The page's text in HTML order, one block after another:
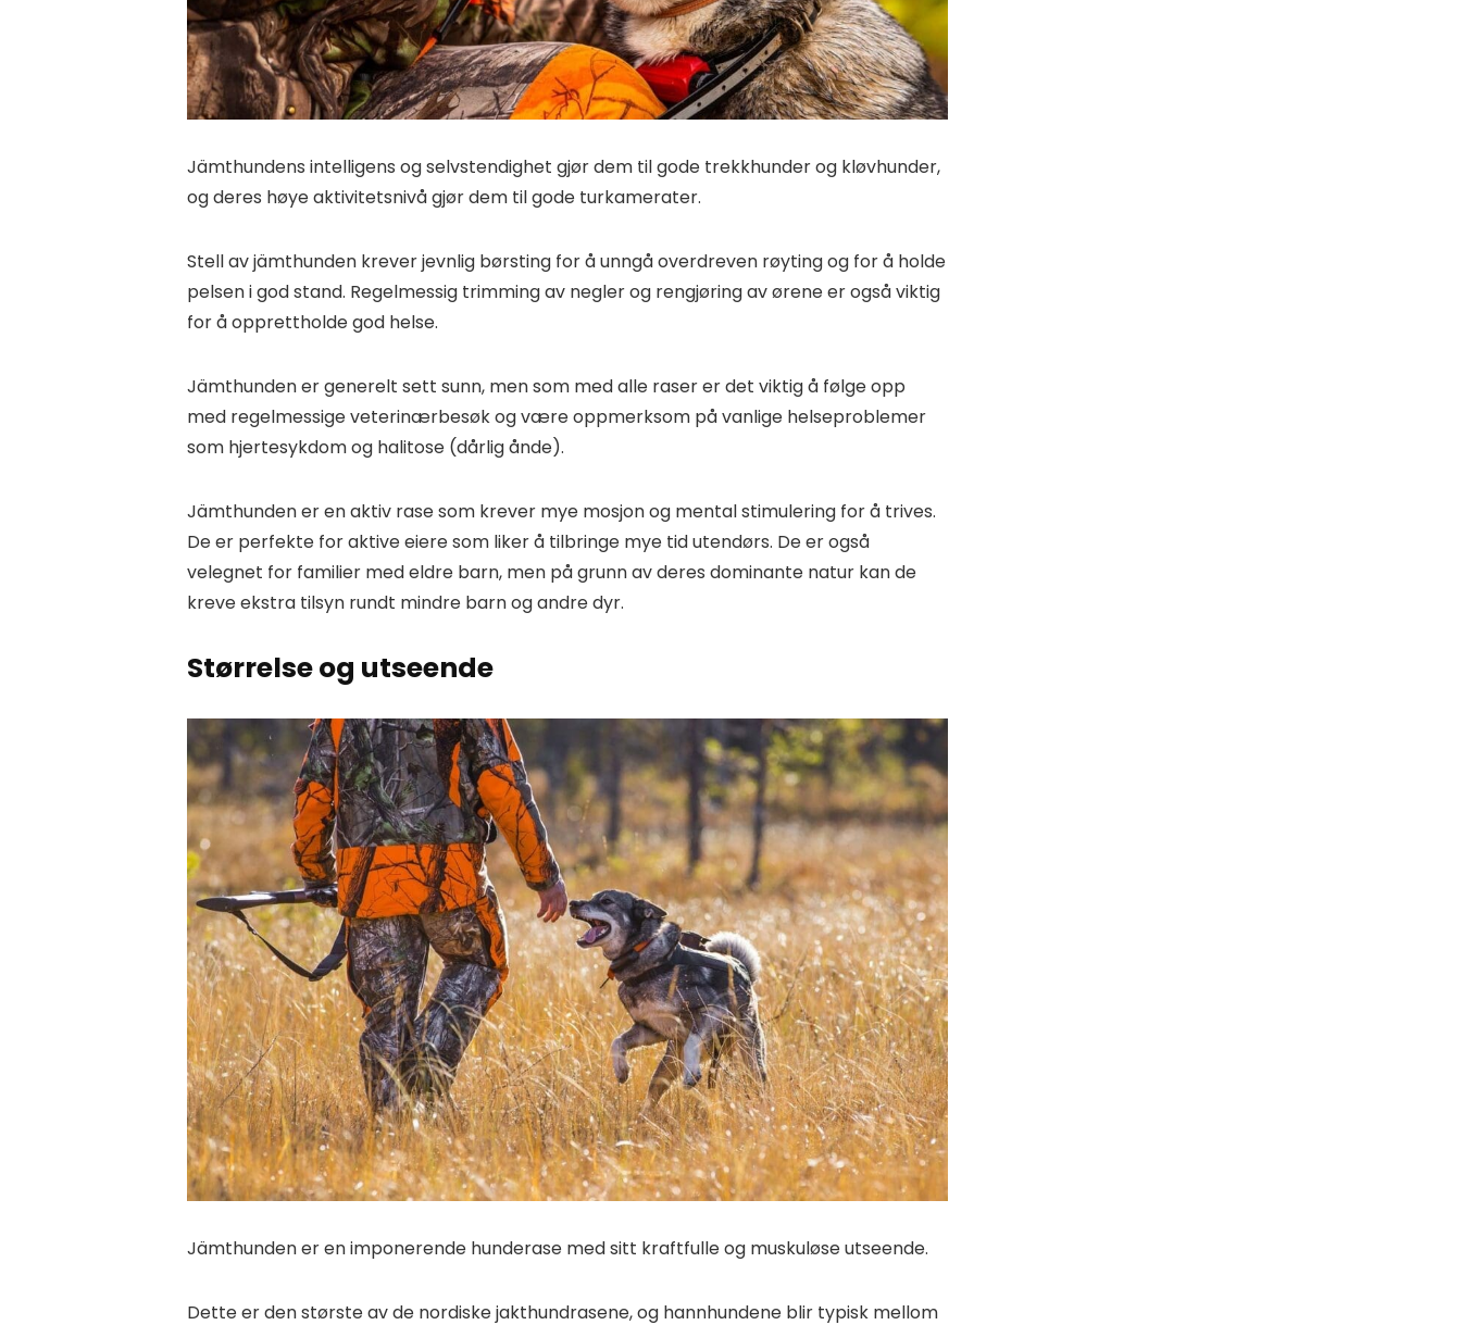
Jämthundens intelligens og selvstendighet gjør dem til gode trekkhunder og kløvhunder,
og deres høye aktivitetsnivå gjør dem til gode turkamerater.
Stell av jämthunden krever jevnlig børsting for å unngå overdreven røyting og for å holde
pelsen i god stand. Regelmessig trimming av negler og rengjøring av ørene er også viktig
for å opprettholde god helse.
Jämthunden er generelt sett sunn, men som med alle raser er det viktig å følge opp
med regelmessige veterinærbesøk og være oppmerksom på vanlige helseproblemer
som hjertesykdom og halitose (dårlig ånde).
Jämthunden er en aktiv rase som krever mye mosjon og mental stimulering for å trives.
De er perfekte for aktive eiere som liker å tilbringe mye tid utendørs. De er også
velegnet for familier med eldre barn, men på grunn av deres dominante natur kan de
kreve ekstra tilsyn rundt mindre barn og andre dyr.
Størrelse og utseende
Jämthunden er en imponerende hunderase med sitt kraftfulle og muskuløse utseende.
Dette er den største av de nordiske jakthundrasene, og hannhundene blir typisk mellom